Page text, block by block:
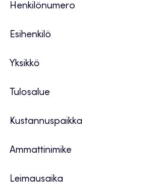
Henkilönumero
Esihenkilö
Yksikkö
Tulosalue
Kustannuspaikka
Ammattinimike
Leimausaika